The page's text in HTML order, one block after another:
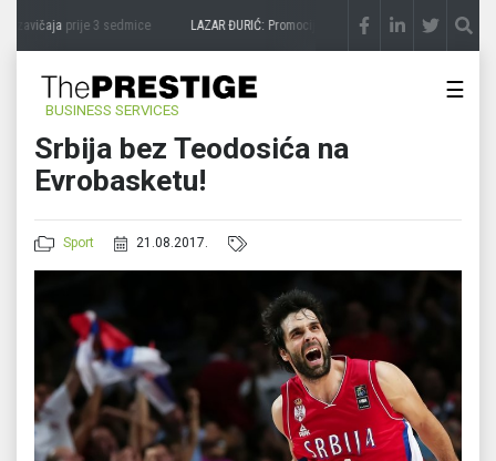
zavičajaprije 3 sedmice LAZAR ĐURIĆ: Promocija potencijal pretvara u destinaciju
BUSINESS SERVICES
☰
Srbija bez Teodosića na
Evrobasketu!
Sport 21.08.2017.